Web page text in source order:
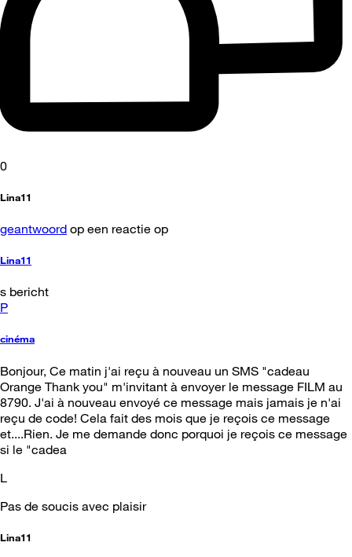
0
Lina11
geantwoord op een reactie op
Lina11
s bericht
P
cinéma
Bonjour, Ce matin j'ai reçu à nouveau un SMS "cadeau
Orange Thank you" m'invitant à envoyer le message FILM au
8790. J'ai à nouveau envoyé ce message mais jamais je n'ai
reçu de code! Cela fait des mois que je reçois ce message
et....Rien. Je me demande donc porquoi je reçois ce message
si le "cadea
L
Pas de soucis avec plaisir
Lina11